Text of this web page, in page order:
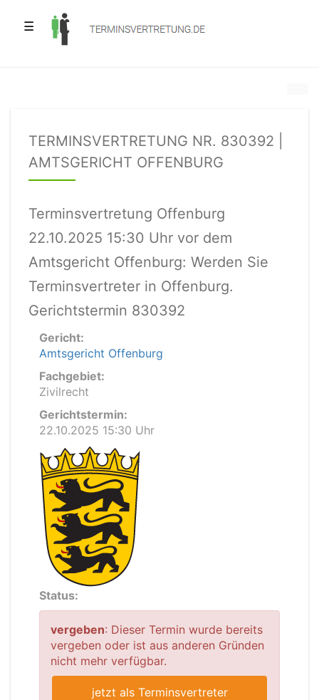
☰
TERMINSVERTRETUNG NR. 830392 |
AMTSGERICHT OFFENBURG
Terminsvertretung Offenburg
22.10.2025 15:30 Uhr vor dem
Amtsgericht Offenburg: Werden Sie
Terminsvertreter in Offenburg.
Gerichtstermin 830392
Gericht:
Amtsgericht Offenburg
Fachgebiet:
Zivilrecht
Gerichtstermin:
22.10.2025 15:30 Uhr
Status:
vergeben: Dieser Termin wurde bereits
vergeben oder ist aus anderen Gründen
nicht mehr verfügbar.
jetzt als Terminsvertreter